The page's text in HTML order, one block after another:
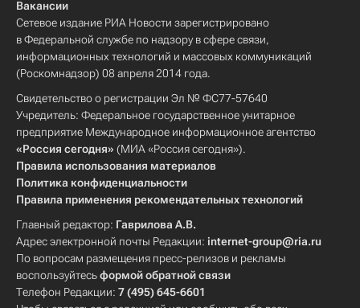
Вакансии
Сетевое издание РИА Новости зарегистрировано
в Федеральной службе по надзору в сфере связи,
информационных технологий и массовых коммуникаций
(Роскомнадзор) 08 апреля 2014 года.
Свидетельство о регистрации Эл № ФС77-57640
Учредитель: Федеральное государственное унитарное
предприятие Международное информационное агентство
«Россия сегодня» (МИА «Россия сегодня»).
Правила использования материалов
Политика конфиденциальности
Правила применения рекомендательных технологий
Главный редактор: Гаврилова А.В.
Адрес электронной почты Редакции: internet-group@ria.ru
По вопросам размещения пресс-релизов и рекламы
воспользуйтесьформой обратной связи
Телефон Редакции: 7 (495) 645-6601